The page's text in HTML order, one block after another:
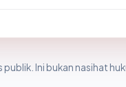
Ini bukan nasihat